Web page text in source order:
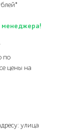
менеджера!
по
цены на
улица